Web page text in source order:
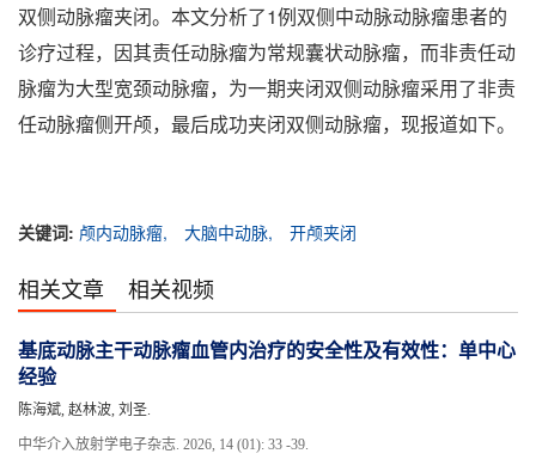
双侧动脉瘤夹闭。本文分析了1例双侧中动脉动脉瘤患者的
诊疗过程，因其责任动脉瘤为常规囊状动脉瘤，而非责任动
脉瘤为大型宽颈动脉瘤，为一期夹闭双侧动脉瘤采用了非责
任动脉瘤侧开颅，最后成功夹闭双侧动脉瘤，现报道如下。
关键词: 颅内动脉瘤, 大脑中动脉, 开颅夹闭
相关文章 相关视频
基底动脉主干动脉瘤血管内治疗的安全性及有效性：单中心
经验
陈海斌, 赵林波, 刘圣.
中华介入放射学电子杂志. 2026, 14 (01): 33 -39.